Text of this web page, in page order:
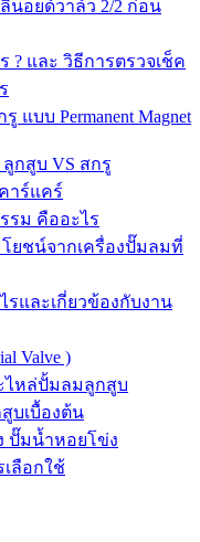
นอยด์วาล์ว 2/2 ก่อน
? และ วิธีการตรวจเช็ค
แบบ Permanent Magnet
กสูบ VS สกรู
าร์แคร์
รม คืออะไร
ยชน์จากเครื่องปั๊มลมที่
และเกี่ยวข้องกับงาน
Valve )
หล่ปั้มลมลูกสูบ
บเบื้องต้น
ปั๊มน้ำหอยโข่ง
ลือกใช้